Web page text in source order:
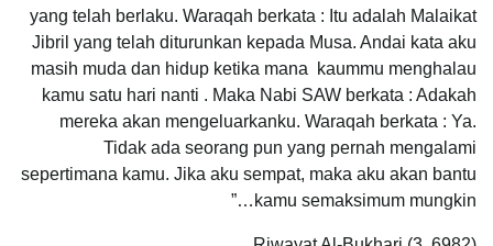
yang telah berlaku. Waraqah berkata : Itu adalah Malaikat
Jibril yang telah diturunkan kepada Musa. Andai kata aku
masih muda dan hidup ketika mana kaummu menghalau
kamu satu hari nanti . Maka Nabi SAW berkata : Adakah
mereka akan mengeluarkanku. Waraqah berkata : Ya.
Tidak ada seorang pun yang pernah mengalami
sepertimana kamu. Jika aku sempat, maka aku akan bantu
kamu semaksimum mungkin…”